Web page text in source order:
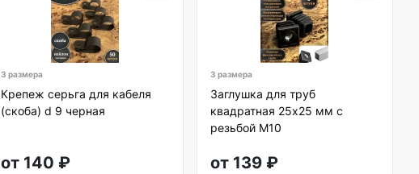
3 размера
Крепеж серьга для кабеля
(скоба) d 9 черная
от 140 ₽
3 размера
Заглушка для труб
квадратная 25х25 мм с
резьбой М10
от 139₽